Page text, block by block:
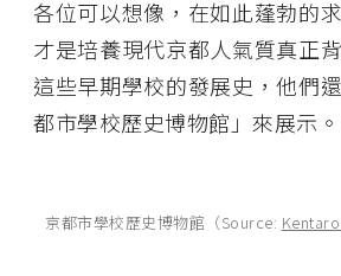
各位可以想像，在如此蓬勃的
才是培養現代京都人氣質真正
這些早期學校的發展史，他們
都市學校歷史博物館」來展示。
京都市學校歷史博物館（Source: